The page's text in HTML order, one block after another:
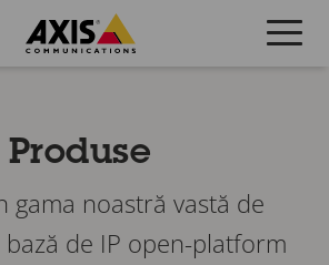
Produse
gama noastră vastă de
de IP open-platform